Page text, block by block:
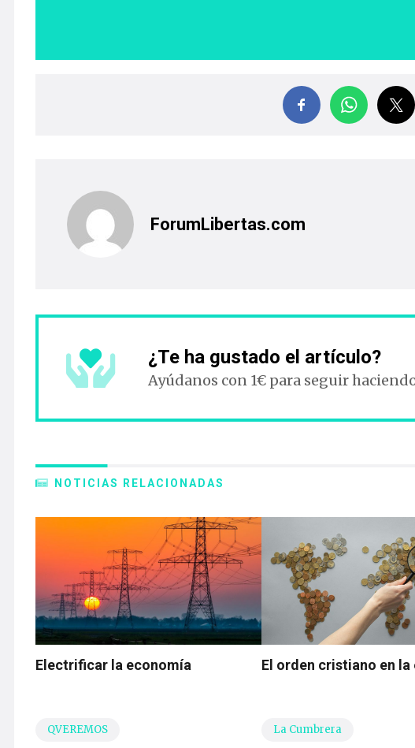
ForumLibertas.com
¿Te ha gustado el artículo?
Ayúdanos con 1€ para seguir
NOTICIAS RELACIONADAS
Electrificar la economía
QVEREMOS
El orden cristiano en
La Cumbrera